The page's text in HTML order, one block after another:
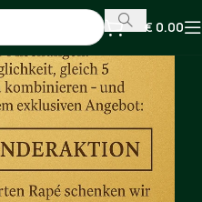
€ 0.00